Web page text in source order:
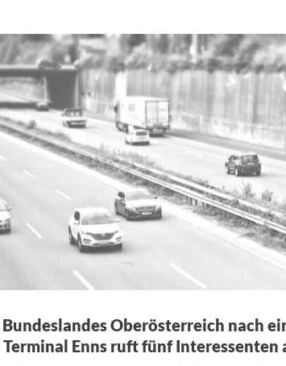
Bundeslandes Oberösterreich nach
Enns ruft fünf Interessenten